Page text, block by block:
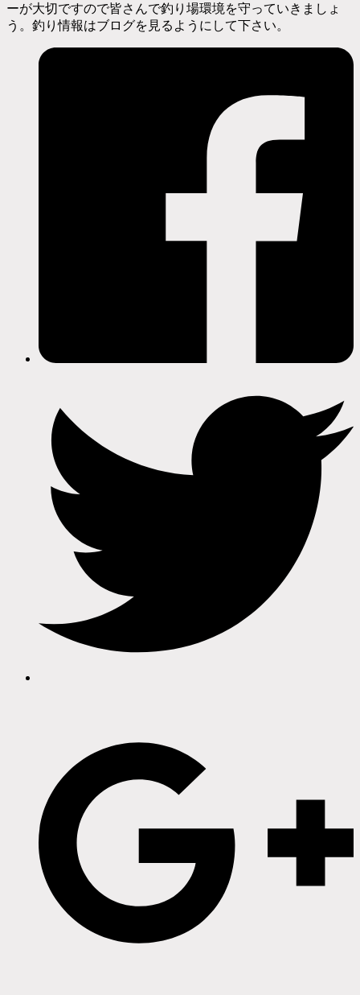
ーが大切ですので皆さんで釣り場環境を守っていきましょ
う。釣り情報はブログを見るようにして下さい。